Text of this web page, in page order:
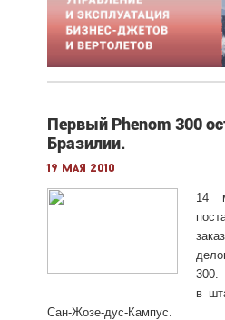
Первый Phenom 300
Бразилии.
19 мая 2010
14
300.
в
Сан-Жозе-дус-Кампус.